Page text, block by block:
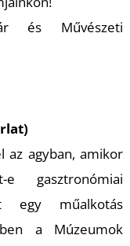
és Művészeti
az agyban, amikor
e gasztronómiai
egy műalkotás
a Múzeumok